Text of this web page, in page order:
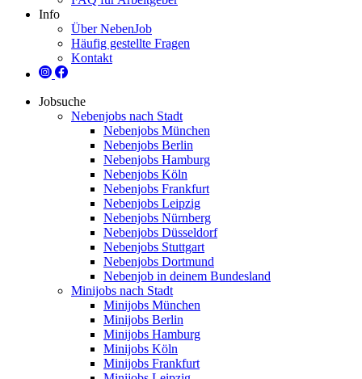
Info
Über NebenJob
Häufig gestellte Fragen
Kontakt
Jobsuche
Nebenjobs nach Stadt
Nebenjobs München
Nebenjobs Berlin
Nebenjobs Hamburg
Nebenjobs Köln
Nebenjobs Frankfurt
Nebenjobs Leipzig
Nebenjobs Nürnberg
Nebenjobs Düsseldorf
Nebenjobs Stuttgart
Nebenjobs Dortmund
Nebenjob in deinem Bundesland
Minijobs nach Stadt
Minijobs München
Minijobs Berlin
Minijobs Hamburg
Minijobs Köln
Minijobs Frankfurt